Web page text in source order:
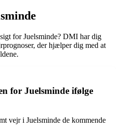
for Juelsminde? DMI har dig
der hjælper dig med at
for Juelsminde ifølge
vejr i Juelsminde de kommende